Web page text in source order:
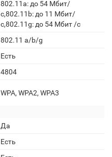
802.11a: до 54 Мбит/
с,802.11b: до 11 Мбит/
с,802.11g: до 54 Мбит /с
802.11 a/b/g
Есть
4804
WPA, WPA2, WPA3
Да
Есть